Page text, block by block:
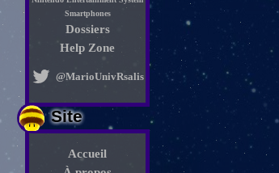
Smartphones
Dossiers
Help Zone
@MarioUnivRsalis
Site
Accueil